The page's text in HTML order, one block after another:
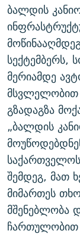
ბალდის
მერიამდე
მსვლელობით
გზადაგზა
„ბალდის
შემდეგ, მათ
მიმართეს
მშენებლობა
ჩართულობით